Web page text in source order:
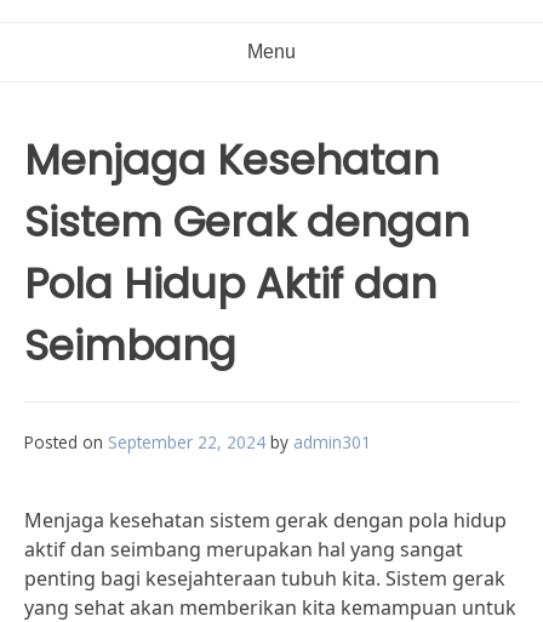
Menu
Menjaga Kesehatan
Sistem Gerak dengan
Pola Hidup Aktif dan
Seimbang
Posted on September 22, 2024 by admin301
Menjaga kesehatan sistem gerak dengan pola hidup
aktif dan seimbang merupakan hal yang sangat
penting bagi kesejahteraan tubuh kita. Sistem gerak
yang sehat akan memberikan kita kemampuan untuk